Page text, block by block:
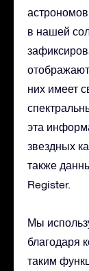
в нашей
них имеет
эта
звездных
также
Register.
Мы
благодаря
таким